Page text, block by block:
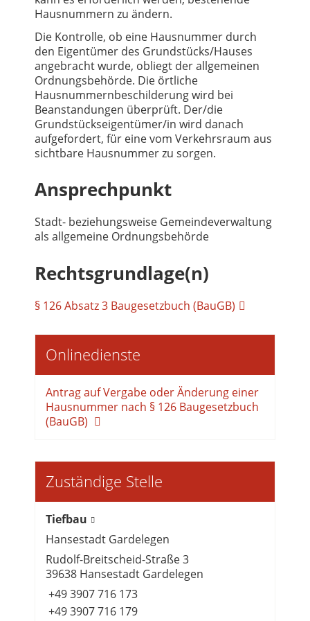
Hausnummern zu ändern.
Die Kontrolle, ob eine Hausnummer durch
den Eigentümer des Grundstücks/Hauses
angebracht wurde, obliegt der allgemeinen
Ordnungsbehörde. Die örtliche
Hausnummernbeschilderung wird bei
Beanstandungen überprüft. Der/die
Grundstückseigentümer/in wird danach
aufgefordert, für eine vom Verkehrsraum aus
sichtbare Hausnummer zu sorgen.
Ansprechpunkt
Stadt- beziehungsweise Gemeindeverwaltung
als allgemeine Ordnungsbehörde
Rechtsgrundlage(n)
§ 126 Absatz 3 Baugesetzbuch (BauGB)
Onlinedienste
Antrag auf Vergabe oder Änderung einer
Hausnummer nach § 126 Baugesetzbuch
(BauGB)
Zuständige Stelle
Tiefbau
Hansestadt Gardelegen
Rudolf-Breitscheid-Straße 3
39638 Hansestadt Gardelegen
+49 3907 716 173
+49 3907 716 179